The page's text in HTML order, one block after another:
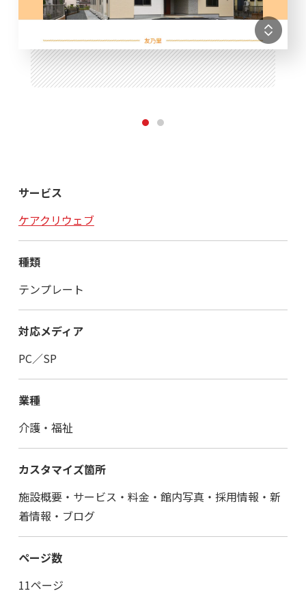
1 2
サービス
ケアクリウェブ
種類
テンプレート
対応メディア
PC／SP
業種
介護・福祉
カスタマイズ箇所
施設概要・サービス・料金・館内写真・採用情報・新
着情報・ブログ
ページ数
11ページ